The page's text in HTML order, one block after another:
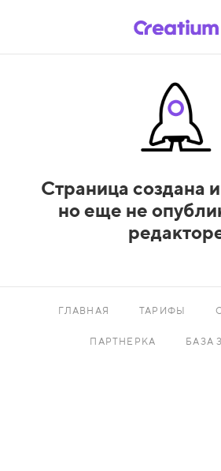
Страница создана
но еще не
ГЛАВНАЯ ТАРИФЫ
ПАРТНЕРКА БАЗА